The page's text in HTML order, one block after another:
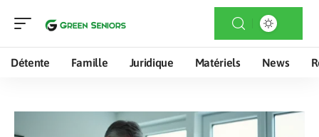
Détente Famille Juridique Matériels News